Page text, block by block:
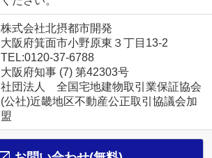
株式会社北摂都市開発
大阪府箕面市小野原東３丁目13-2
TEL:0120-37-6788
大阪府知事 (7) 第42303号
社団法人 全国宅地建物取引業保証協会
(公社)近畿地区不動産公正取引協議会加
盟